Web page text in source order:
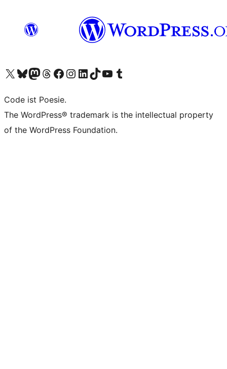
Unser X-Konto (früher Twitter) besuchen
Unser Bluesky-Konto besuchen
Unser Mastodon-Konto besuchen
Unser Threads-Konto besuchen
Unsere Facebook-Seite besuchen
Unser Instagram-Konto besuchen
Unser LinkedIn-Konto besuchen
Unser TikTok-Konto besuchen
Unseren YouTube-Kanal besuchen
Unser Tumblr-Konto besuchen
Code ist Poesie.
The WordPress® trademark is the intellectual property
of the WordPress Foundation.